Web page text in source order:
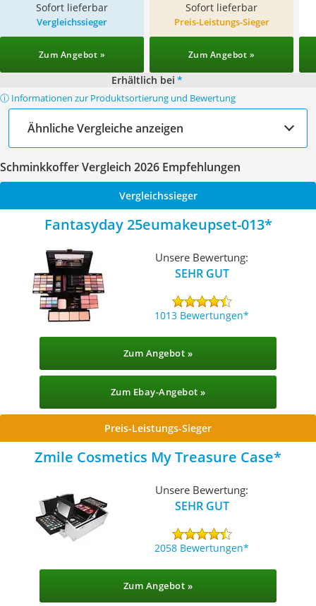
Sofort lieferbar Sofort lieferbar
Vergleichssieger
Zum Angebot »
Preis-Leistungs-Sieger
Zum Angebot »
Erhältlich bei *
ⓘ Informationen zur Produktsortierung und Bewertung
Ähnliche Vergleiche anzeigen
Schminkkoffer Vergleich 2026 Empfehlungen
Vergleichssieger
Fantasyday 25eumakeupset-013
Unsere Bewertung:
SEHR GUT
1013 Bewertungen
Zum Angebot »
Zum Ebay-Angebot »
Preis-Leistungs-Sieger
Zmile Cosmetics My Treasure Case
Unsere Bewertung:
SEHR GUT
2058 Bewertungen
Zum Angebot »